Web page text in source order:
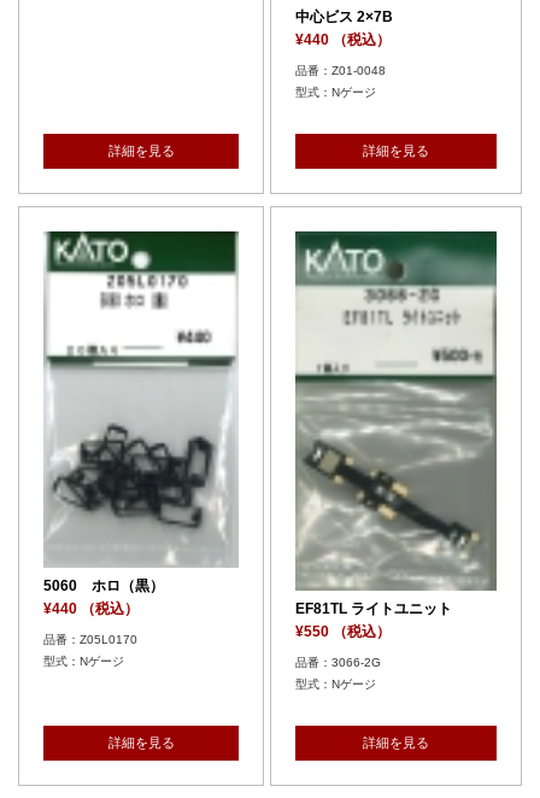
詳細を見る
中心ビス 2×7B
¥440 （税込）
品番：Z01-0048
型式：Nゲージ
詳細を見る
5060 ホロ（黒）
¥440 （税込）
品番：Z05L0170
型式：Nゲージ
詳細を見る
EF81TL ライトユニット
¥550 （税込）
品番：3066-2G
型式：Nゲージ
詳細を見る